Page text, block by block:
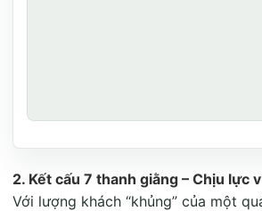
2. Kết cấu 7 thanh giằng – Chịu lực
Với lượng khách “khủng” của một